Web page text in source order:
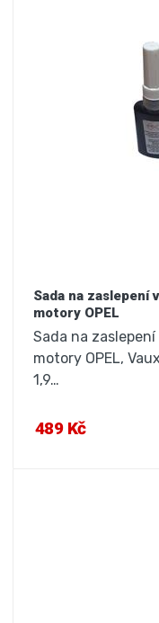
Sada na zaslepení
motory OPEL
Sada na
motory OPEL,
1,9…
489 Kč